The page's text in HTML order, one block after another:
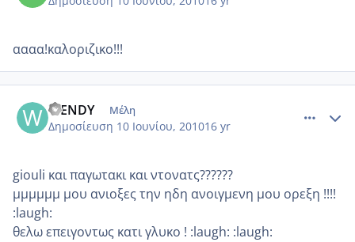
αααα!καλοριζικο!!!
WENDY Μέλη
Δημοσίευση 10 Ιουνίου, 201016 yr
giouli και παγωτακι και ντονατς??????
μμμμμμ μου ανιοξες την ηδη ανοιγμενη μου ορεξη !!!!
:laugh:
θελω επειγοντως κατι γλυκο ! :laugh: :laugh: